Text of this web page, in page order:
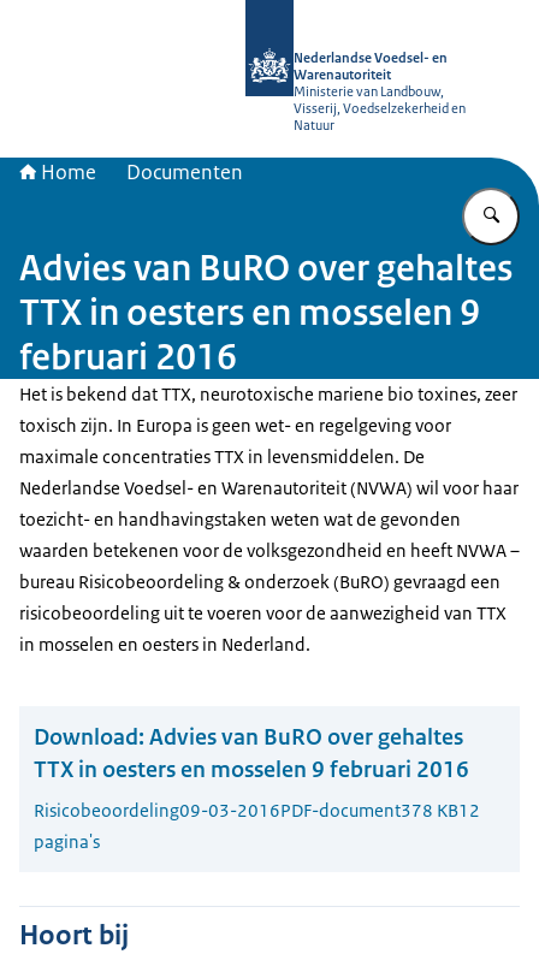
Nederlandse Voedsel- en
Warenautoriteit
Ministerie van Landbouw,
Visserij, Voedselzekerheid en
Natuur
Home Documenten
Advies van BuRO over gehaltes
TTX in oesters en mosselen 9
februari 2016
Het is bekend dat TTX, neurotoxische mariene bio toxines, zeer
toxisch zijn. In Europa is geen wet- en regelgeving voor
maximale concentraties TTX in levensmiddelen. De
Nederlandse Voedsel- en Warenautoriteit (NVWA) wil voor haar
toezicht- en handhavingstaken weten wat de gevonden
waarden betekenen voor de volksgezondheid en heeft NVWA –
bureau Risicobeoordeling & onderzoek (BuRO) gevraagd een
risicobeoordeling uit te voeren voor de aanwezigheid van TTX
in mosselen en oesters in Nederland.
Download: Advies van BuRO over gehaltes
TTX in oesters en mosselen 9 februari 2016
Risicobeoordeling09-03-2016PDF-document378 KB12
pagina's
Hoort bij